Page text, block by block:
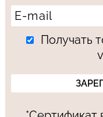
Получать